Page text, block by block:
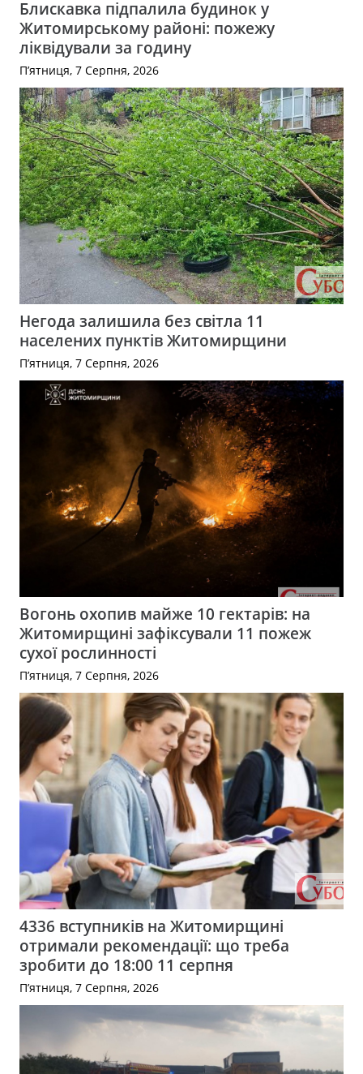
Блискавка підпалила будинок у
Житомирському районі: пожежу
ліквідували за годину
П’ятниця, 7 Серпня, 2026
Негода залишила без світла 11
населених пунктів Житомирщини
П’ятниця, 7 Серпня, 2026
Вогонь охопив майже 10 гектарів: на
Житомирщині зафіксували 11 пожеж
сухої рослинності
П’ятниця, 7 Серпня, 2026
4336 вступників на Житомирщині
отримали рекомендації: що треба
зробити до 18:00 11 серпня
П’ятниця, 7 Серпня, 2026